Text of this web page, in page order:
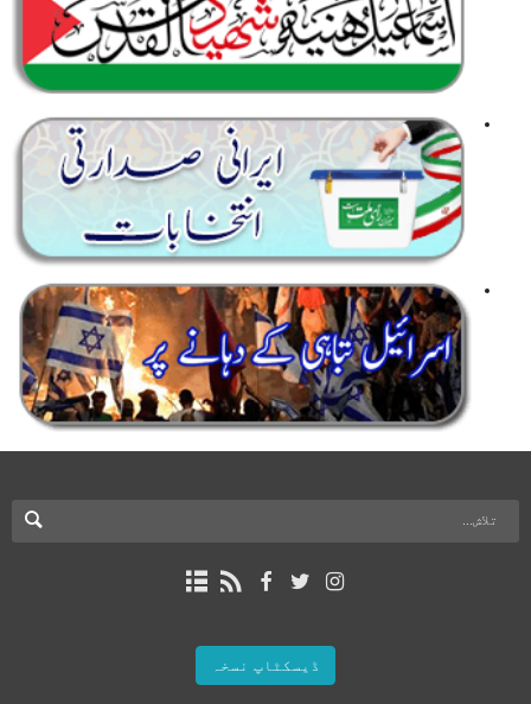
ڈیسکٹاپ نسخہ